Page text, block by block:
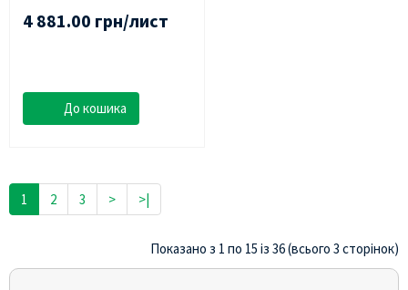
4 881.00 грн/лист
До кошика
1 2 3 > >|
Показано з 1 по 15 із 36 (всього 3 сторінок)